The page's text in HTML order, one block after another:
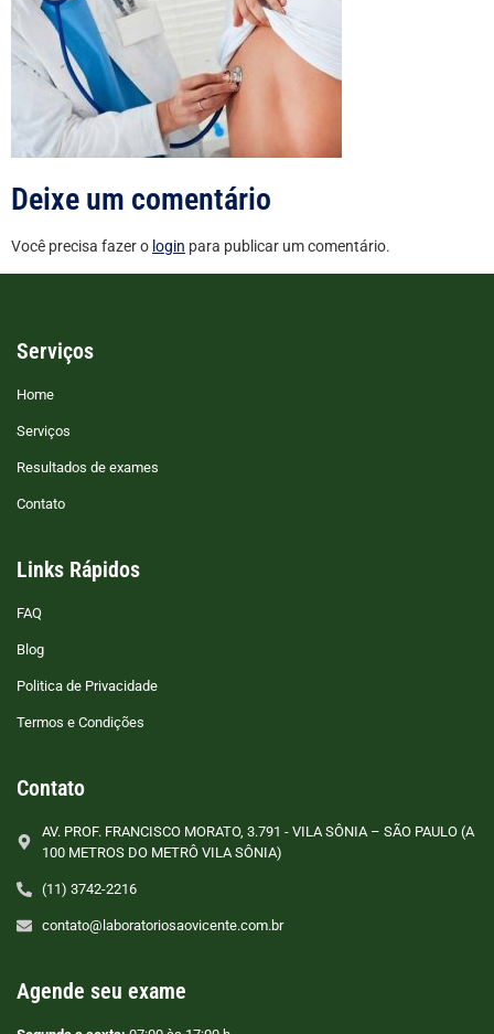
Deixe um comentário
Você precisa fazer o login para publicar um comentário.
Serviços
Home
Serviços
Resultados de exames
Contato
Links Rápidos
FAQ
Blog
Politica de Privacidade
Termos e Condições
Contato
AV. PROF. FRANCISCO MORATO, 3.791 - VILA SÔNIA – SÃO PAULO (A
100 METROS DO METRÔ VILA SÔNIA)
(11) 3742-2216
contato@laboratoriosaovicente.com.br
Agende seu exame